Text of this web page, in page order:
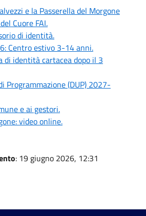
e la Passerella del Morgone
Cuore FAI.
di identità.
Centro estivo 3-14 anni.
di identità cartacea dopo il 3
Programmazione (DUP) 2027-
e ai gestori.
video online.
: 19 giugno 2026, 12:31